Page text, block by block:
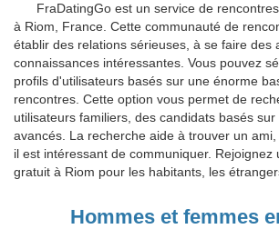
FraDatingGo est un service de
à Riom, France. Cette communauté de
établir des relations sérieuses, à se faire des
connaissances intéressantes. Vous pouvez
profils d'utilisateurs basés sur une énorme
rencontres. Cette option vous permet de
utilisateurs familiers, des candidats basés
avancés. La recherche aide à trouver un ami,
il est intéressant de communiquer. Rejoignez
gratuit à Riom pour les habitants, les
Hommes et femmes